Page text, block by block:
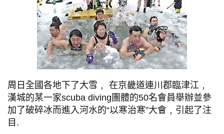
周日全國各地下了大雪﹐ 在京畿道連川郡臨津江﹐
漢城的某一家scuba diving團體的50名會員舉辦並參
加了破碎冰而進入河水的“以寒治寒”大會﹐引起了注
目.